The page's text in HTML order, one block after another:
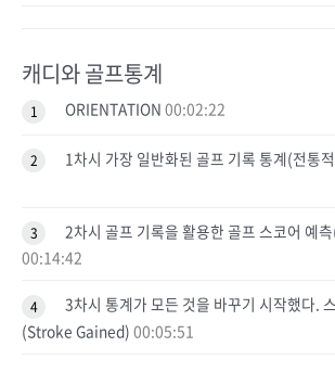
캐디와 골프통계
1 ORIENTATION 00:02:22
2 1차시 가장 일반화된 골프 기록 통계(전통
3
2차시 골프 기록을 활용한 골프 스코어 예
00:14:42
4
3차시 통계가 모든 것을 바꾸기 시작했다.
(Stroke Gained) 00:05:51